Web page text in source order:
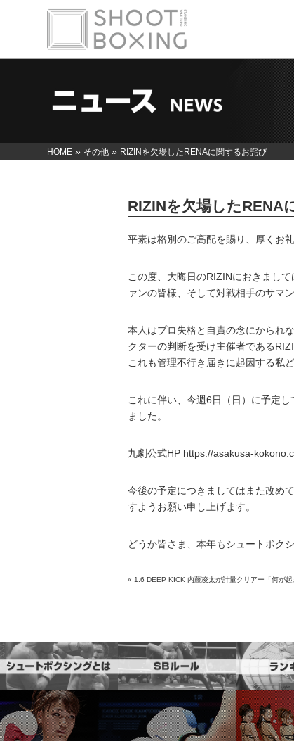
HOME » その他 » RIZINを欠場したRENAに関するお詫び
RIZINを欠場したRENA
平素は格別のご高配を賜り、厚くお礼
この度、大晦日のRIZINにおきまし
ァンの皆様、そして対戦相手のサマ
本人はプロ失格と自責の念にかられ
クターの判断を受け主催者である
これも管理不行き届きに起因する私
これに伴い、今週6日（日）に予定
ました。
九劇公式HP https://asakusa-
今後の予定につきましてはまた改め
すようお願い申し上げます。
どうか皆さま、本年もシュートボク
« 1.6 DEEP KICK 内藤凌太が計量クリアー「何が